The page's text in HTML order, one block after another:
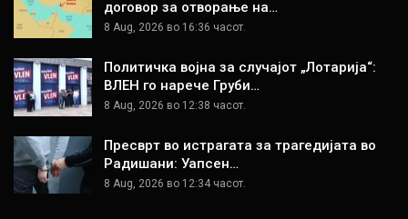
договор за отворање на…
8 Aug, 2026 во 16:36 часот.
Политичка војна за случајот „Лотарија“:
ВЛЕН го нарече Груби…
8 Aug, 2026 во 12:38 часот.
Пресврт во истрагата за трагедијата во
Радишани: Уапсен…
8 Aug, 2026 во 12:34 часот.